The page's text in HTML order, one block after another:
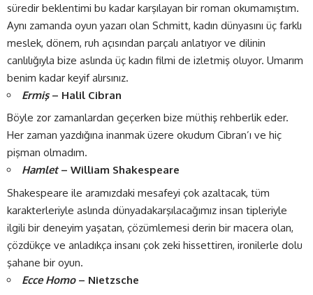
süredir beklentimi bu kadar karşılayan bir roman okumamıştım.
Aynı zamanda oyun yazarı olan Schmitt, kadın dünyasını üç farklı
meslek, dönem, ruh açısından parçalı anlatıyor ve dilinin
canlılığıyla bize aslında üç kadın filmi de izletmiş oluyor. Umarım
benim kadar keyif alırsınız.
Ermiş– Halil Cibran
Böyle zor zamanlardan geçerken bize müthiş rehberlik eder.
Her zaman yazdığına inanmak üzere okudum Cibran’ı ve hiç
pişman olmadım.
Hamlet– William Shakespeare
Shakespeare ile aramızdaki mesafeyi çok azaltacak, tüm
karakterleriyle aslında dünyadakarşılacağımız insan tipleriyle
ilgili bir deneyim yaşatan, çözümlemesi derin bir macera olan,
çözdükçe ve anladıkça insanı çok zeki hissettiren, ironilerle dolu
şahane bir oyun.
Ecce Homo– Nietzsche